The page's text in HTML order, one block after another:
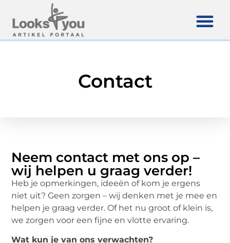
Contact
Neem contact met ons op –
wij helpen u graag verder!
Heb je opmerkingen, ideeën of kom je ergens
niet uit? Geen zorgen – wij denken met je mee en
helpen je graag verder. Of het nu groot of klein is,
we zorgen voor een fijne en vlotte ervaring.
Wat kun je van ons verwachten?